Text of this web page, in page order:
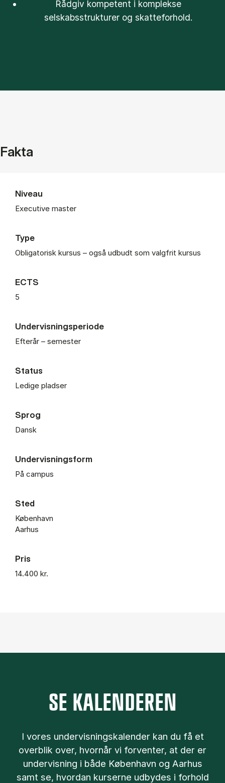
Rådgiv kompetent i komplekse
selskabsstrukturer og skatteforhold.
Fakta
Niveau
Executive master
Type
Obligatorisk kursus – også udbudt som valgfrit kursus
ECTS
5
Undervisningsperiode
Efterår – semester
Status
Ledige pladser
Sprog
Dansk
Undervisningsform
På campus
Sted
København
Aarhus
Pris
14.400 kr.
SE KALENDEREN
I vores undervisningskalender kan du få et
overblik over, hvornår vi forventer, at der er
undervisning i både København og Aarhus
samt se, hvordan kurserne udbydes i forhold